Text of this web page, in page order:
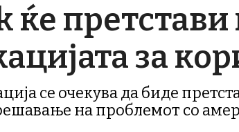
ќе претстави
за
се очекува да биде
на проблемот со